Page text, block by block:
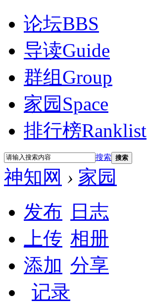
论坛BBS
导读Guide
群组 Group
家园 Space
排行榜Ranklist
搜索 搜索
神知网 › 家园
发布
日志
上传 相册
添加 分享
记录